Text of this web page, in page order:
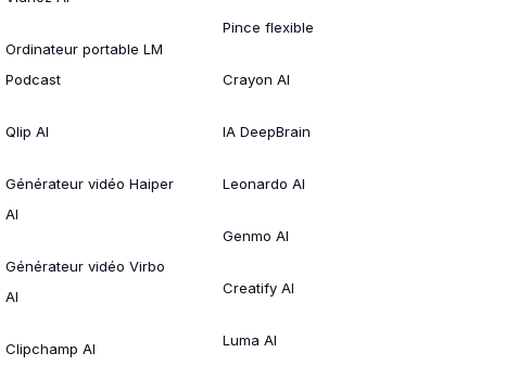
Ordinateur portable LM
Podcast
Qlip AI
Générateur vidéo Haiper
AI
Générateur vidéo Virbo
AI
Clipchamp AI
Pince flexible
Crayon AI
IA DeepBrain
Leonardo AI
Genmo AI
Creatify AI
Luma AI